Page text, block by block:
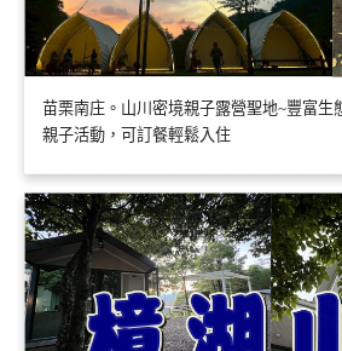
苗栗南庄。山川密境親子露營聖地~豐富生
親子活動，可訂餐輕鬆入住